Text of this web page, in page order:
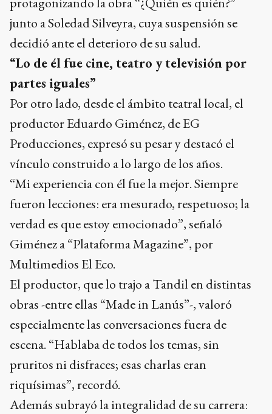
junto a Soledad Silveyra, cuya suspensión se
decidió ante el deterioro de su salud.
“Lo de él fue cine, teatro y televisión por
partes iguales”
Por otro lado, desde el ámbito teatral local, el
productor Eduardo Giménez, de EG
Producciones, expresó su pesar y destacó el
vínculo construido a lo largo de los años.
“Mi experiencia con él fue la mejor. Siempre
fueron lecciones: era mesurado, respetuoso; la
verdad es que estoy emocionado”, señaló
Giménez a “Plataforma Magazine”, por
Multimedios El Eco.
El productor, que lo trajo a Tandil en distintas
obras -entre ellas “Made in Lanús”-, valoró
especialmente las conversaciones fuera de
escena. “Hablaba de todos los temas, sin
pruritos ni disfraces; esas charlas eran
riquísimas”, recordó.
Además subrayó la integralidad de su carrera: